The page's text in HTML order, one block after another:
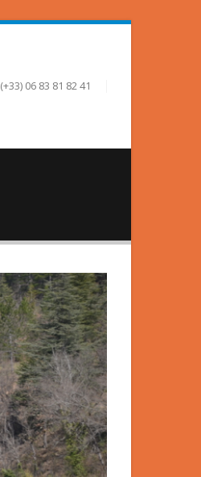
(+33) 06 83 81 82 41